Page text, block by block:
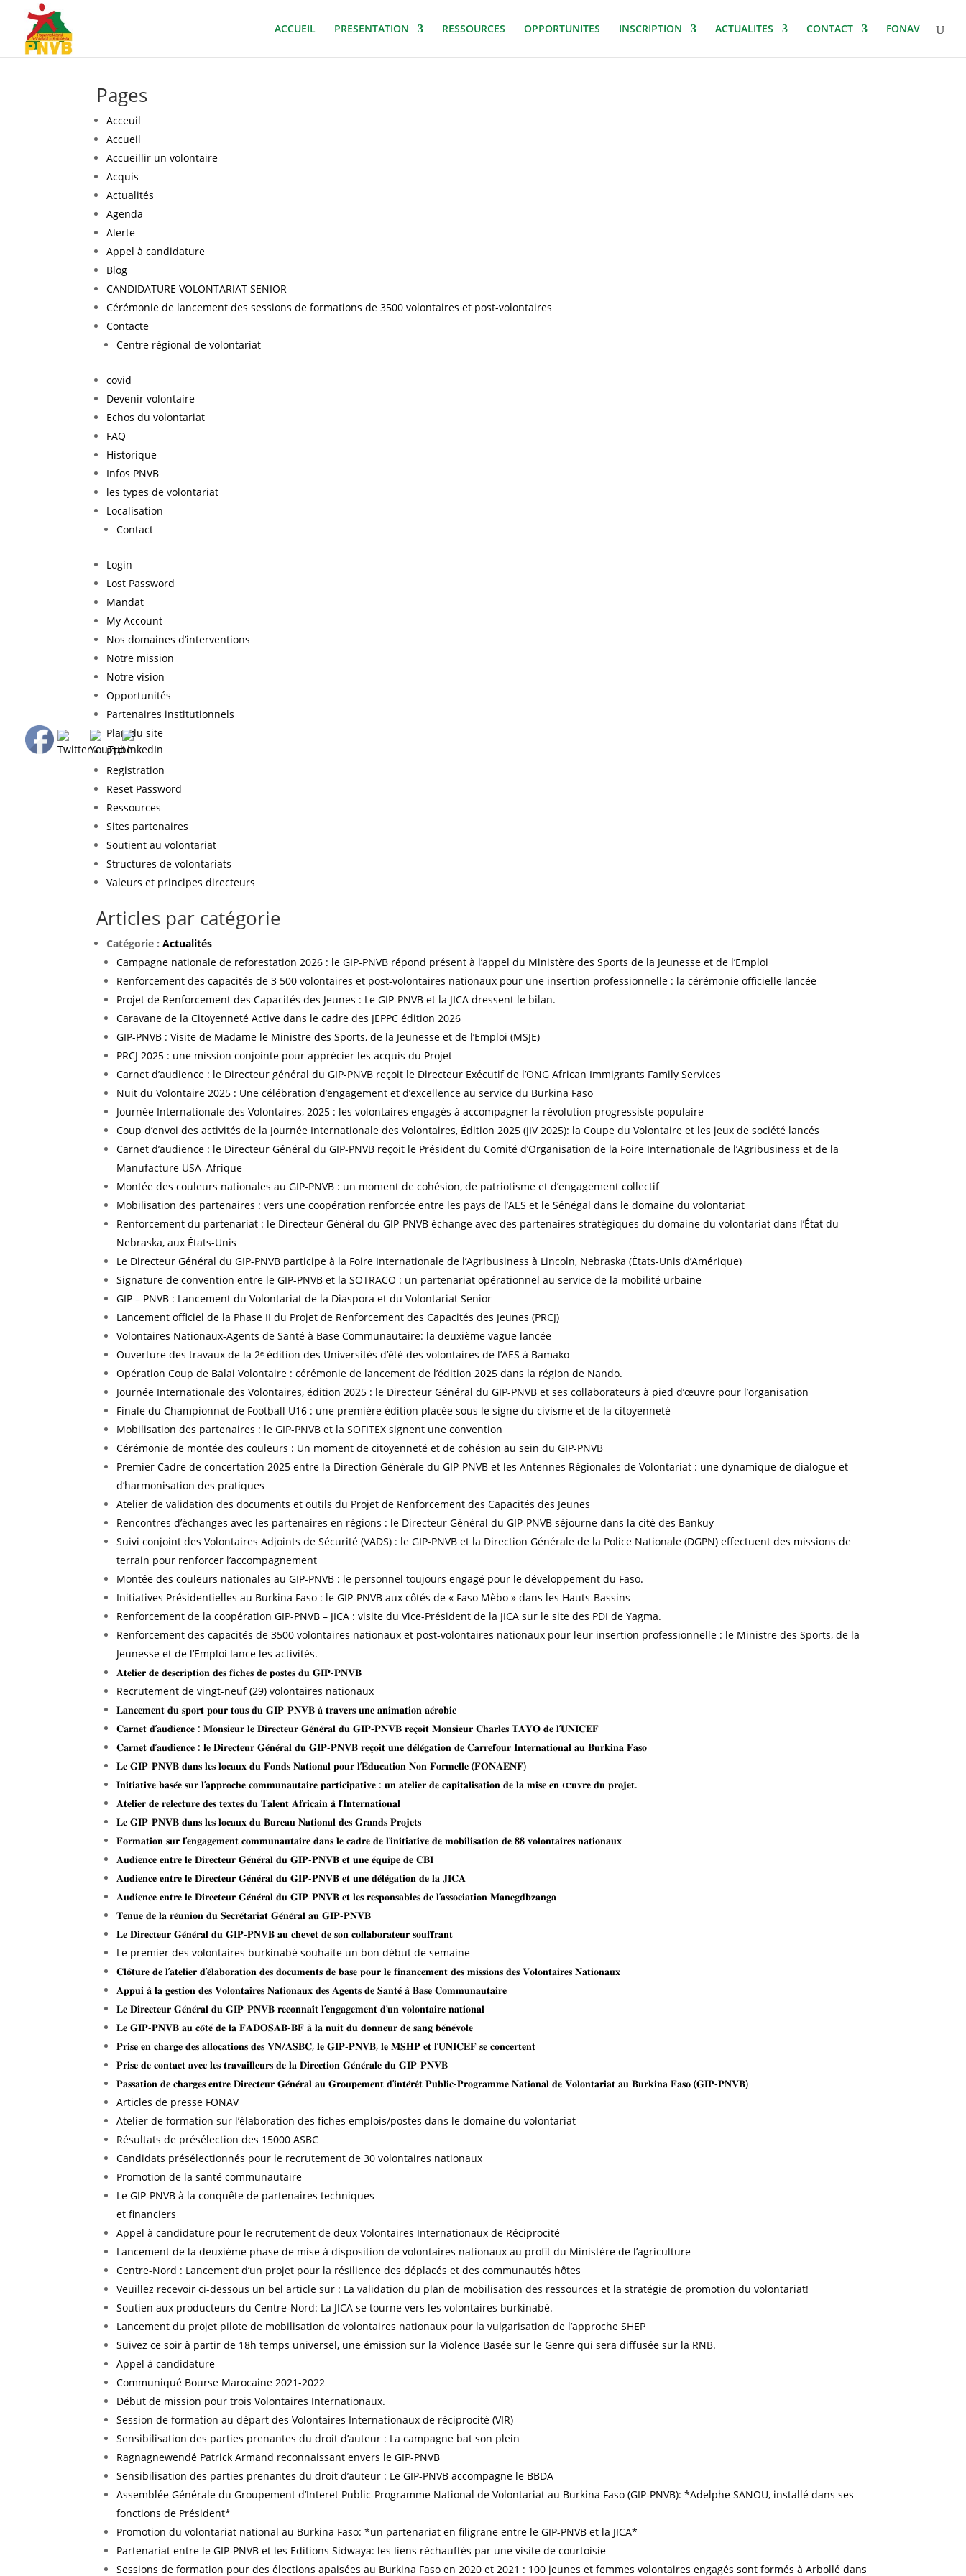
ACCUEIL PRESENTATION RESSOURCES OPPORTUNITES INSCRIPTION ACTUALITES CONTACT FONAV
Pages
Acceuil
Accueil
Accueillir un volontaire
Acquis
Actualités
Agenda
Alerte
Appel à candidature
Blog
CANDIDATURE VOLONTARIAT SENIOR
Cérémonie de lancement des sessions de formations de 3500 volontaires et post-volontaires
Contacte
Centre régional de volontariat
covid
Devenir volontaire
Echos du volontariat
FAQ
Historique
Infos PNVB
les types de volontariat
Localisation
Contact
Login
Lost Password
Mandat
My Account
Nos domaines d’interventions
Notre mission
Notre vision
Opportunités
Partenaires institutionnels
Plan du site
PTF
Registration
Reset Password
Ressources
Sites partenaires
Soutient au volontariat
Structures de volontariats
Valeurs et principes directeurs
Articles par catégorie
Catégorie :Actualités
Campagne nationale de reforestation 2026 : le GIP-PNVB répond présent à l’appel du Ministère des Sports de la Jeunesse et de l’Emploi
Renforcement des capacités de 3 500 volontaires et post-volontaires nationaux pour une insertion professionnelle : la cérémonie officielle lancée
Projet de Renforcement des Capacités des Jeunes : Le GIP-PNVB et la JICA dressent le bilan.
Caravane de la Citoyenneté Active dans le cadre des JEPPC édition 2026
GIP-PNVB : Visite de Madame le Ministre des Sports, de la Jeunesse et de l’Emploi (MSJE)
PRCJ 2025 : une mission conjointe pour apprécier les acquis du Projet
Carnet d’audience : le Directeur général du GIP-PNVB reçoit le Directeur Exécutif de l’ONG African Immigrants Family Services
Nuit du Volontaire 2025 : Une célébration d’engagement et d’excellence au service du Burkina Faso
Journée Internationale des Volontaires, 2025 : les volontaires engagés à accompagner la révolution progressiste populaire
Coup d’envoi des activités de la Journée Internationale des Volontaires, Édition 2025 (JIV 2025): la Coupe du Volontaire et les jeux de société lancés
Carnet d’audience : le Directeur Général du GIP-PNVB reçoit le Président du Comité d’Organisation de la Foire Internationale de l’Agribusiness et de la
Manufacture USA–Afrique
Montée des couleurs nationales au GIP-PNVB : un moment de cohésion, de patriotisme et d’engagement collectif
Mobilisation des partenaires : vers une coopération renforcée entre les pays de l’AES et le Sénégal dans le domaine du volontariat
Renforcement du partenariat : le Directeur Général du GIP-PNVB échange avec des partenaires stratégiques du domaine du volontariat dans l’État du
Nebraska, aux États-Unis
Le Directeur Général du GIP-PNVB participe à la Foire Internationale de l’Agribusiness à Lincoln, Nebraska (États-Unis d’Amérique)
Signature de convention entre le GIP-PNVB et la SOTRACO : un partenariat opérationnel au service de la mobilité urbaine
GIP – PNVB : Lancement du Volontariat de la Diaspora et du Volontariat Senior
Lancement officiel de la Phase II du Projet de Renforcement des Capacités des Jeunes (PRCJ)
Volontaires Nationaux-Agents de Santé à Base Communautaire: la deuxième vague lancée
Ouverture des travaux de la 2ᵉ édition des Universités d’été des volontaires de l’AES à Bamako
Opération Coup de Balai Volontaire : cérémonie de lancement de l’édition 2025 dans la région de Nando.
Journée Internationale des Volontaires, édition 2025 : le Directeur Général du GIP-PNVB et ses collaborateurs à pied d’œuvre pour l’organisation
Finale du Championnat de Football U16 : une première édition placée sous le signe du civisme et de la citoyenneté
Mobilisation des partenaires : le GIP-PNVB et la SOFITEX signent une convention
Cérémonie de montée des couleurs : Un moment de citoyenneté et de cohésion au sein du GIP-PNVB
Premier Cadre de concertation 2025 entre la Direction Générale du GIP-PNVB et les Antennes Régionales de Volontariat : une dynamique de dialogue et
d’harmonisation des pratiques
Atelier de validation des documents et outils du Projet de Renforcement des Capacités des Jeunes
Rencontres d’échanges avec les partenaires en régions : le Directeur Général du GIP-PNVB séjourne dans la cité des Bankuy
Suivi conjoint des Volontaires Adjoints de Sécurité (VADS) : le GIP-PNVB et la Direction Générale de la Police Nationale (DGPN) effectuent des missions de
terrain pour renforcer l’accompagnement
Montée des couleurs nationales au GIP-PNVB : le personnel toujours engagé pour le développement du Faso.
Initiatives Présidentielles au Burkina Faso : le GIP-PNVB aux côtés de « Faso Mèbo » dans les Hauts-Bassins
Renforcement de la coopération GIP-PNVB – JICA : visite du Vice-Président de la JICA sur le site des PDI de Yagma.
Renforcement des capacités de 3500 volontaires nationaux et post-volontaires nationaux pour leur insertion professionnelle : le Ministre des Sports, de la
Jeunesse et de l’Emploi lance les activités.
𝐀𝐭𝐞𝐥𝐢𝐞𝐫 𝐝𝐞 𝐝𝐞𝐬𝐜𝐫𝐢𝐩𝐭𝐢𝐨𝐧 𝐝𝐞𝐬 𝐟𝐢𝐜𝐡𝐞𝐬 𝐝𝐞 𝐩𝐨𝐬𝐭𝐞𝐬 𝐝𝐮 𝐆𝐈𝐏-𝐏𝐍𝐕𝐁
Recrutement de vingt-neuf (29) volontaires nationaux
𝐋𝐚𝐧𝐜𝐞𝐦𝐞𝐧𝐭 𝐝𝐮 𝐬𝐩𝐨𝐫𝐭 𝐩𝐨𝐮𝐫 𝐭𝐨𝐮𝐬 𝐝𝐮 𝐆𝐈𝐏-𝐏𝐍𝐕𝐁 𝐚̀ 𝐭𝐫𝐚𝐯𝐞𝐫𝐬 𝐮𝐧𝐞 𝐚𝐧𝐢𝐦𝐚𝐭𝐢𝐨𝐧 𝐚𝐞́𝐫𝐨𝐛𝐢𝐜
𝐂𝐚𝐫𝐧𝐞𝐭 𝐝’𝐚𝐮𝐝𝐢𝐞𝐧𝐜𝐞 : 𝐌𝐨𝐧𝐬𝐢𝐞𝐮𝐫 𝐥𝐞 𝐃𝐢𝐫𝐞𝐜𝐭𝐞𝐮𝐫 𝐆𝐞́𝐧𝐞́𝐫𝐚𝐥 𝐝𝐮 𝐆𝐈𝐏-𝐏𝐍𝐕𝐁 𝐫𝐞𝐜̧𝐨𝐢𝐭 𝐌𝐨𝐧𝐬𝐢𝐞𝐮𝐫 𝐂𝐡𝐚𝐫𝐥𝐞𝐬 𝐓𝐀𝐘𝐎 𝐝𝐞 𝐥’𝐔𝐍𝐈𝐂𝐄𝐅
𝐂𝐚𝐫𝐧𝐞𝐭 𝐝’𝐚𝐮𝐝𝐢𝐞𝐧𝐜𝐞 : 𝐥𝐞 𝐃𝐢𝐫𝐞𝐜𝐭𝐞𝐮𝐫 𝐆𝐞́𝐧𝐞́𝐫𝐚𝐥 𝐝𝐮 𝐆𝐈𝐏-𝐏𝐍𝐕𝐁 𝐫𝐞𝐜̧𝐨𝐢𝐭 𝐮𝐧𝐞 𝐝𝐞́𝐥𝐞́𝐠𝐚𝐭𝐢𝐨𝐧 𝐝𝐞 𝐂𝐚𝐫𝐫𝐞𝐟𝐨𝐮𝐫 𝐈𝐧𝐭𝐞𝐫𝐧𝐚𝐭𝐢𝐨𝐧𝐚𝐥 𝐚𝐮 𝐁𝐮𝐫𝐤𝐢𝐧𝐚 𝐅𝐚𝐬𝐨
𝐋𝐞 𝐆𝐈𝐏-𝐏𝐍𝐕𝐁 𝐝𝐚𝐧𝐬 𝐥𝐞𝐬 𝐥𝐨𝐜𝐚𝐮𝐱 𝐝𝐮 𝐅𝐨𝐧𝐝𝐬 𝐍𝐚𝐭𝐢𝐨𝐧𝐚𝐥 𝐩𝐨𝐮𝐫 𝐥’𝐄𝐝𝐮𝐜𝐚𝐭𝐢𝐨𝐧 𝐍𝐨𝐧 𝐅𝐨𝐫𝐦𝐞𝐥𝐥𝐞 (𝐅𝐎𝐍𝐀𝐄𝐍𝐅)
𝐈𝐧𝐢𝐭𝐢𝐚𝐭𝐢𝐯𝐞 𝐛𝐚𝐬𝐞́𝐞 𝐬𝐮𝐫 𝐥’𝐚𝐩𝐩𝐫𝐨𝐜𝐡𝐞 𝐜𝐨𝐦𝐦𝐮𝐧𝐚𝐮𝐭𝐚𝐢𝐫𝐞 𝐩𝐚𝐫𝐭𝐢𝐜𝐢𝐩𝐚𝐭𝐢𝐯𝐞 : 𝐮𝐧 𝐚𝐭𝐞𝐥𝐢𝐞𝐫 𝐝𝐞 𝐜𝐚𝐩𝐢𝐭𝐚𝐥𝐢𝐬𝐚𝐭𝐢𝐨𝐧 𝐝𝐞 𝐥𝐚 𝐦𝐢𝐬𝐞 𝐞𝐧 œ𝐮𝐯𝐫𝐞 𝐝𝐮 𝐩𝐫𝐨𝐣𝐞𝐭.
𝐀𝐭𝐞𝐥𝐢𝐞𝐫 𝐝𝐞 𝐫𝐞𝐥𝐞𝐜𝐭𝐮𝐫𝐞 𝐝𝐞𝐬 𝐭𝐞𝐱𝐭𝐞𝐬 𝐝𝐮 𝐓𝐚𝐥𝐞𝐧𝐭 𝐀𝐟𝐫𝐢𝐜𝐚𝐢𝐧 𝐚̀ 𝐥’𝐈𝐧𝐭𝐞𝐫𝐧𝐚𝐭𝐢𝐨𝐧𝐚𝐥
𝐋𝐞 𝐆𝐈𝐏-𝐏𝐍𝐕𝐁 𝐝𝐚𝐧𝐬 𝐥𝐞𝐬 𝐥𝐨𝐜𝐚𝐮𝐱 𝐝𝐮 𝐁𝐮𝐫𝐞𝐚𝐮 𝐍𝐚𝐭𝐢𝐨𝐧𝐚𝐥 𝐝𝐞𝐬 𝐆𝐫𝐚𝐧𝐝𝐬 𝐏𝐫𝐨𝐣𝐞𝐭𝐬
𝐅𝐨𝐫𝐦𝐚𝐭𝐢𝐨𝐧 𝐬𝐮𝐫 𝐥’𝐞𝐧𝐠𝐚𝐠𝐞𝐦𝐞𝐧𝐭 𝐜𝐨𝐦𝐦𝐮𝐧𝐚𝐮𝐭𝐚𝐢𝐫𝐞 𝐝𝐚𝐧𝐬 𝐥𝐞 𝐜𝐚𝐝𝐫𝐞 𝐝𝐞 𝐥’𝐢𝐧𝐢𝐭𝐢𝐚𝐭𝐢𝐯𝐞 𝐝𝐞 𝐦𝐨𝐛𝐢𝐥𝐢𝐬𝐚𝐭𝐢𝐨𝐧 𝐝𝐞 𝟖𝟖 𝐯𝐨𝐥𝐨𝐧𝐭𝐚𝐢𝐫𝐞𝐬 𝐧𝐚𝐭𝐢𝐨𝐧𝐚𝐮𝐱
𝐀𝐮𝐝𝐢𝐞𝐧𝐜𝐞 𝐞𝐧𝐭𝐫𝐞 𝐥𝐞 𝐃𝐢𝐫𝐞𝐜𝐭𝐞𝐮𝐫 𝐆𝐞́𝐧𝐞́𝐫𝐚𝐥 𝐝𝐮 𝐆𝐈𝐏-𝐏𝐍𝐕𝐁 𝐞𝐭 𝐮𝐧𝐞 𝐞́𝐪𝐮𝐢𝐩𝐞 𝐝𝐞 𝐂𝐁𝐈
𝐀𝐮𝐝𝐢𝐞𝐧𝐜𝐞 𝐞𝐧𝐭𝐫𝐞 𝐥𝐞 𝐃𝐢𝐫𝐞𝐜𝐭𝐞𝐮𝐫 𝐆𝐞́𝐧𝐞́𝐫𝐚𝐥 𝐝𝐮 𝐆𝐈𝐏-𝐏𝐍𝐕𝐁 𝐞𝐭 𝐮𝐧𝐞 𝐝𝐞́𝐥𝐞́𝐠𝐚𝐭𝐢𝐨𝐧 𝐝𝐞 𝐥𝐚 𝐉𝐈𝐂𝐀
𝐀𝐮𝐝𝐢𝐞𝐧𝐜𝐞 𝐞𝐧𝐭𝐫𝐞 𝐥𝐞 𝐃𝐢𝐫𝐞𝐜𝐭𝐞𝐮𝐫 𝐆𝐞́𝐧𝐞́𝐫𝐚𝐥 𝐝𝐮 𝐆𝐈𝐏-𝐏𝐍𝐕𝐁 𝐞𝐭 𝐥𝐞𝐬 𝐫𝐞𝐬𝐩𝐨𝐧𝐬𝐚𝐛𝐥𝐞𝐬 𝐝𝐞 𝐥’𝐚𝐬𝐬𝐨𝐜𝐢𝐚𝐭𝐢𝐨𝐧 𝐌𝐚𝐧𝐞𝐠𝐝𝐛𝐳𝐚𝐧𝐠𝐚
𝐓𝐞𝐧𝐮𝐞 𝐝𝐞 𝐥𝐚 𝐫𝐞́𝐮𝐧𝐢𝐨𝐧 𝐝𝐮 𝐒𝐞𝐜𝐫𝐞́𝐭𝐚𝐫𝐢𝐚𝐭 𝐆𝐞́𝐧𝐞́𝐫𝐚𝐥 𝐚𝐮 𝐆𝐈𝐏-𝐏𝐍𝐕𝐁
𝐋𝐞 𝐃𝐢𝐫𝐞𝐜𝐭𝐞𝐮𝐫 𝐆𝐞́𝐧𝐞́𝐫𝐚𝐥 𝐝𝐮 𝐆𝐈𝐏-𝐏𝐍𝐕𝐁 𝐚𝐮 𝐜𝐡𝐞𝐯𝐞𝐭 𝐝𝐞 𝐬𝐨𝐧 𝐜𝐨𝐥𝐥𝐚𝐛𝐨𝐫𝐚𝐭𝐞𝐮𝐫 𝐬𝐨𝐮𝐟𝐟𝐫𝐚𝐧𝐭
Le premier des volontaires burkinabè souhaite un bon début de semaine
𝐂𝐥𝐨̂𝐭𝐮𝐫𝐞 𝐝𝐞 𝐥’𝐚𝐭𝐞𝐥𝐢𝐞𝐫 𝐝’𝐞́𝐥𝐚𝐛𝐨𝐫𝐚𝐭𝐢𝐨𝐧 𝐝𝐞𝐬 𝐝𝐨𝐜𝐮𝐦𝐞𝐧𝐭𝐬 𝐝𝐞 𝐛𝐚𝐬𝐞 𝐩𝐨𝐮𝐫 𝐥𝐞 𝐟𝐢𝐧𝐚𝐧𝐜𝐞𝐦𝐞𝐧𝐭 𝐝𝐞𝐬 𝐦𝐢𝐬𝐬𝐢𝐨𝐧𝐬 𝐝𝐞𝐬 𝐕𝐨𝐥𝐨𝐧𝐭𝐚𝐢𝐫𝐞𝐬 𝐍𝐚𝐭𝐢𝐨𝐧𝐚𝐮𝐱
𝐀𝐩𝐩𝐮𝐢 𝐚̀ 𝐥𝐚 𝐠𝐞𝐬𝐭𝐢𝐨𝐧 𝐝𝐞𝐬 𝐕𝐨𝐥𝐨𝐧𝐭𝐚𝐢𝐫𝐞𝐬 𝐍𝐚𝐭𝐢𝐨𝐧𝐚𝐮𝐱 𝐝𝐞𝐬 𝐀𝐠𝐞𝐧𝐭𝐬 𝐝𝐞 𝐒𝐚𝐧𝐭𝐞́ 𝐚̀ 𝐁𝐚𝐬𝐞 𝐂𝐨𝐦𝐦𝐮𝐧𝐚𝐮𝐭𝐚𝐢𝐫𝐞
𝐋𝐞 𝐃𝐢𝐫𝐞𝐜𝐭𝐞𝐮𝐫 𝐆𝐞́𝐧𝐞́𝐫𝐚𝐥 𝐝𝐮 𝐆𝐈𝐏-𝐏𝐍𝐕𝐁 𝐫𝐞𝐜𝐨𝐧𝐧𝐚𝐢̂𝐭 𝐥’𝐞𝐧𝐠𝐚𝐠𝐞𝐦𝐞𝐧𝐭 𝐝’𝐮𝐧 𝐯𝐨𝐥𝐨𝐧𝐭𝐚𝐢𝐫𝐞 𝐧𝐚𝐭𝐢𝐨𝐧𝐚𝐥
𝐋𝐞 𝐆𝐈𝐏-𝐏𝐍𝐕𝐁 𝐚𝐮 𝐜𝐨̂𝐭𝐞́ 𝐝𝐞 𝐥𝐚 𝐅𝐀𝐃𝐎𝐒𝐀𝐁-𝐁𝐅 𝐚̀ 𝐥𝐚 𝐧𝐮𝐢𝐭 𝐝𝐮 𝐝𝐨𝐧𝐧𝐞𝐮𝐫 𝐝𝐞 𝐬𝐚𝐧𝐠 𝐛𝐞́𝐧𝐞́𝐯𝐨𝐥𝐞
𝐏𝐫𝐢𝐬𝐞 𝐞𝐧 𝐜𝐡𝐚𝐫𝐠𝐞 𝐝𝐞𝐬 𝐚𝐥𝐥𝐨𝐜𝐚𝐭𝐢𝐨𝐧𝐬 𝐝𝐞𝐬 𝐕𝐍/𝐀𝐒𝐁𝐂, 𝐥𝐞 𝐆𝐈𝐏-𝐏𝐍𝐕𝐁, 𝐥𝐞 𝐌𝐒𝐇𝐏 𝐞𝐭 𝐥’𝐔𝐍𝐈𝐂𝐄𝐅 𝐬𝐞 𝐜𝐨𝐧𝐜𝐞𝐫𝐭𝐞𝐧𝐭
𝐏𝐫𝐢𝐬𝐞 𝐝𝐞 𝐜𝐨𝐧𝐭𝐚𝐜𝐭 𝐚𝐯𝐞𝐜 𝐥𝐞𝐬 𝐭𝐫𝐚𝐯𝐚𝐢𝐥𝐥𝐞𝐮𝐫𝐬 𝐝𝐞 𝐥𝐚 𝐃𝐢𝐫𝐞𝐜𝐭𝐢𝐨𝐧 𝐆𝐞́𝐧𝐞́𝐫𝐚𝐥𝐞 𝐝𝐮 𝐆𝐈𝐏-𝐏𝐍𝐕𝐁
𝐏𝐚𝐬𝐬𝐚𝐭𝐢𝐨𝐧 𝐝𝐞 𝐜𝐡𝐚𝐫𝐠𝐞𝐬 𝐞𝐧𝐭𝐫𝐞 𝐃𝐢𝐫𝐞𝐜𝐭𝐞𝐮𝐫 𝐆𝐞́𝐧𝐞́𝐫𝐚𝐥 𝐚𝐮 𝐆𝐫𝐨𝐮𝐩𝐞𝐦𝐞𝐧𝐭 𝐝’𝐢𝐧𝐭𝐞́𝐫𝐞̂𝐭 𝐏𝐮𝐛𝐥𝐢𝐜-𝐏𝐫𝐨𝐠𝐫𝐚𝐦𝐦𝐞 𝐍𝐚𝐭𝐢𝐨𝐧𝐚𝐥 𝐝𝐞 𝐕𝐨𝐥𝐨𝐧𝐭𝐚𝐫𝐢𝐚𝐭 𝐚𝐮 𝐁𝐮𝐫𝐤𝐢𝐧𝐚 𝐅𝐚𝐬𝐨 (𝐆𝐈𝐏-𝐏𝐍𝐕𝐁)
Articles de presse FONAV
Atelier de formation sur l’élaboration des fiches emplois/postes dans le domaine du volontariat
Résultats de présélection des 15000 ASBC
Candidats présélectionnés pour le recrutement de 30 volontaires nationaux
Promotion de la santé communautaire
Le GIP-PNVB à la conquête de partenaires techniques
et financiers
Appel à candidature pour le recrutement de deux Volontaires Internationaux de Réciprocité
Lancement de la deuxième phase de mise à disposition de volontaires nationaux au profit du Ministère de l’agriculture
Centre-Nord : Lancement d’un projet pour la résilience des déplacés et des communautés hôtes
Veuillez recevoir ci-dessous un bel article sur : La validation du plan de mobilisation des ressources et la stratégie de promotion du volontariat!
Soutien aux producteurs du Centre-Nord: La JICA se tourne vers les volontaires burkinabè.
Lancement du projet pilote de mobilisation de volontaires nationaux pour la vulgarisation de l’approche SHEP
Suivez ce soir à partir de 18h temps universel, une émission sur la Violence Basée sur le Genre qui sera diffusée sur la RNB.
Appel à candidature
Communiqué Bourse Marocaine 2021-2022
Début de mission pour trois Volontaires Internationaux.
Session de formation au départ des Volontaires Internationaux de réciprocité (VIR)
Sensibilisation des parties prenantes du droit d’auteur : La campagne bat son plein
Ragnagnewendé Patrick Armand reconnaissant envers le GIP-PNVB
Sensibilisation des parties prenantes du droit d’auteur : Le GIP-PNVB accompagne le BBDA
Assemblée Générale du Groupement d’Interet Public-Programme National de Volontariat au Burkina Faso (GIP-PNVB): *Adelphe SANOU, installé dans ses
fonctions de Président*
Promotion du volontariat national au Burkina Faso: *un partenariat en filigrane entre le GIP-PNVB et la JICA*
Partenariat entre le GIP-PNVB et les Editions Sidwaya: les liens réchauffés par une visite de courtoisie
Sessions de formation pour des élections apaisées au Burkina Faso en 2020 et 2021 : 100 jeunes et femmes volontaires engagés sont formés à Arbollé dans